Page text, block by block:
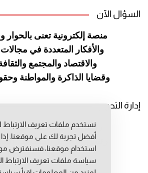
السؤال الآن
منصة إلكترونية تعنى بالحوار
والأفكار المتعددة في مجالات
والاقتصاد والمجتمع
وقضايا الذاكرة والمواطنة
إدارة التحرير
رئيس التحرير: عبد الرحيم
رئيس التحرير المساعد:
مديرة التحرير: فاطمة
نستخدم ملفات تعريف
أفضل تجربة لك على موقعنا.
استخدام موقعنا، فسنفترض
سياسة ملفات تعريف الارتباط